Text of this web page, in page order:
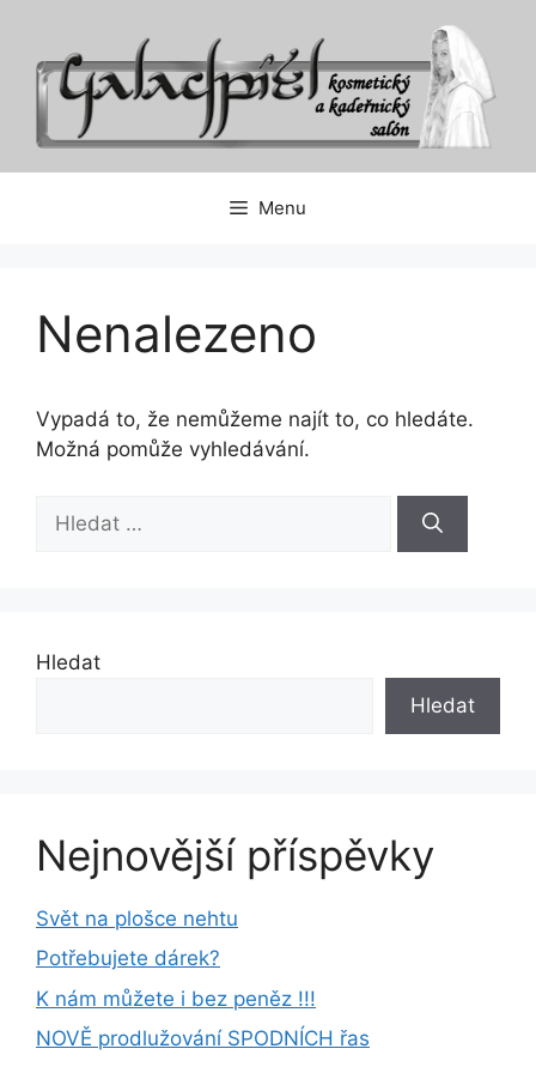
obsah
Menu
Nenalezeno
Vypadá to, že nemůžeme najít to, co hledáte.
Možná pomůže vyhledávání.
Hledat
Hledat
Nejnovější příspěvky
Svět na plošce nehtu
Potřebujete dárek?
K nám můžete i bez peněz !!!
NOVĚ prodlužování SPODNÍCH řas